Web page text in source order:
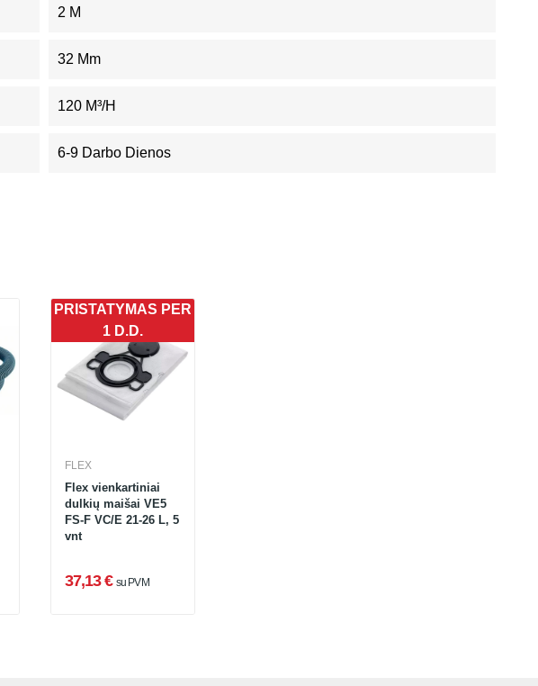
2 M
32 Mm
120 M³/h
6-9 Darbo Dienos
PRISTATYMAS PER
1 D.D.
FLEX
Flex vienkartiniai
dulkių maišai VE5
FS-F VC/E 21-26 L, 5
vnt
37,13 € su PVM